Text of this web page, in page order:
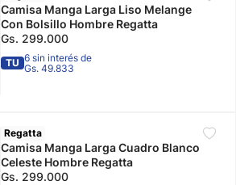
Camisa Manga Larga Liso Melange
Con Bolsillo Hombre Regatta
Gs. 299.000
TU 6 sin interés de
Gs. 49.833
Regatta
Camisa Manga Larga Cuadro Blanco
Celeste Hombre Regatta
Gs. 299.000